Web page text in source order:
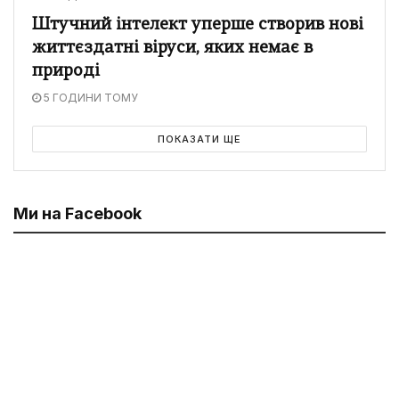
Штучний інтелект уперше створив нові
життєздатні віруси, яких немає в
природі
5 ГОДИНИ ТОМУ
ПОКАЗАТИ ЩЕ
Ми на Facebook